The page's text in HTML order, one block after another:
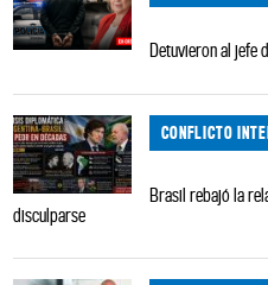
Detuvieron al jefe
CONFLICTO
Brasil rebajó la
disculparse